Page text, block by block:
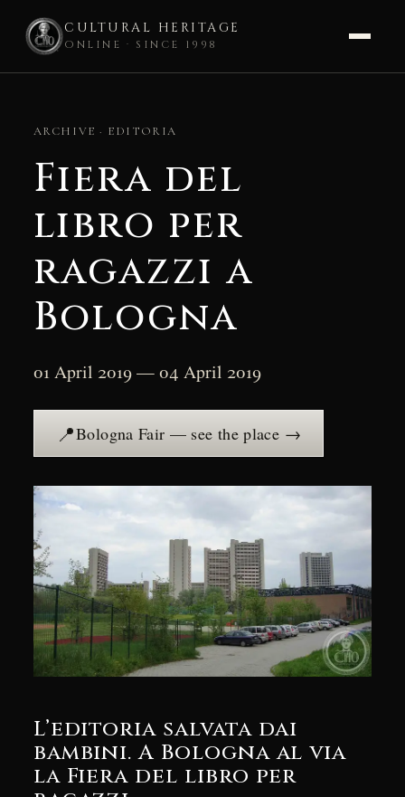
CULTURAL HERITAGE
ONLINE · SINCE 1998
contentARCHIVE · EDITORIA
Fiera del
libro per
ragazzi a
Bologna
01 April 2019 — 04 April 2019
📍Bologna Fair — see the place →
L’editoria salvata dai
bambini. A Bologna al via
la Fiera del libro per